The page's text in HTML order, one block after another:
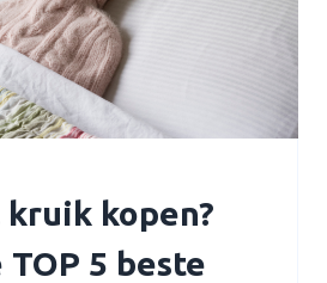
kopen?
5 beste